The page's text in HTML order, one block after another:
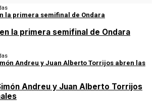
la primera semifinal de Ondara
Andreu y Juan Alberto Torrijos